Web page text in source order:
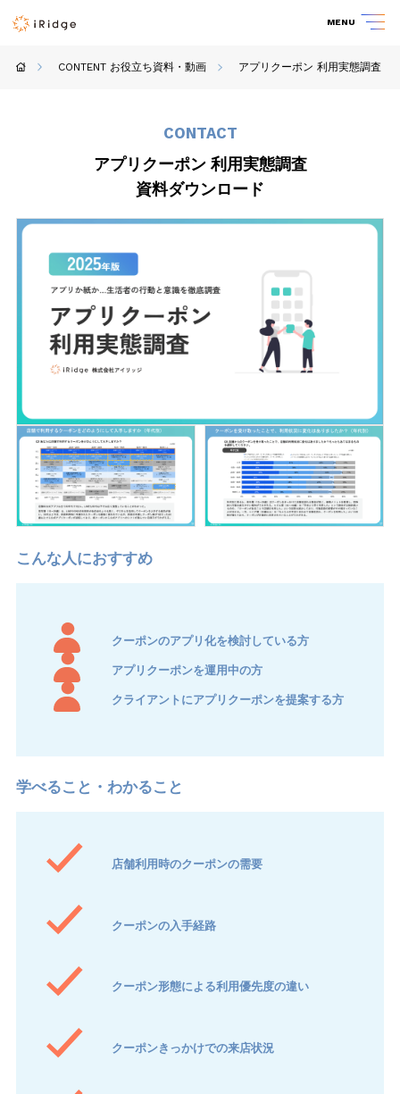
MENU
CONTENT お役立ち資料・動画 アプリクーポン 利用実態調査
CONTACT
アプリクーポン 利用実態調査
資料ダウンロード
クーポンのアプリ化を検討している方
アプリクーポンを運用中の方
クライアントにアプリクーポンを提案する方
店舗利用時のクーポンの需要
クーポンの入手経路
クーポン形態による利用優先度の違い
クーポンきっかけでの来店状況